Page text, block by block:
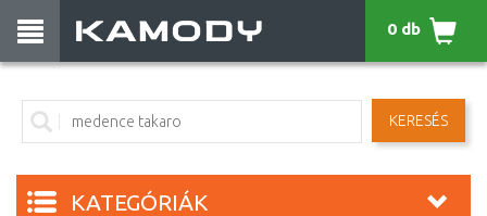
KERESÉS
0 db
KATEGÓRIÁK